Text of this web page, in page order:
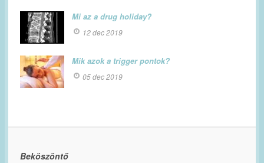
Mi az a drug holiday?
12 dec 2019
Mik azok a trigger pontok?
05 dec 2019
Beköszöntő